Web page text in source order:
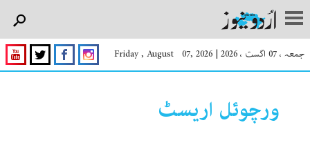
جمعہ ، 07 اگست ، 2026 |
Friday , August 07, 2026
ورچوئل اریسٹ